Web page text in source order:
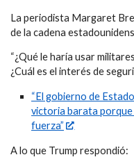
La periodista Margaret
de la cadena
“¿Qué le haría usar
¿Cuál es el interés de
“El gobierno de
victoria barata porque
fuerza”
A lo que Trump respondió: